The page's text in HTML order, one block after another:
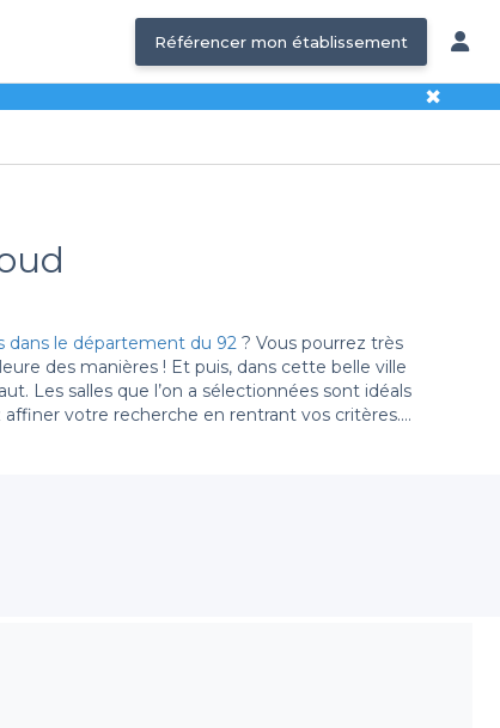
Référencer mon établissement
✖
dans le département du 92? Vous pourrez très
des manières ! Et puis, dans cette belle ville
Les salles que l’on a sélectionnées sont idéals
affiner votre recherche en rentrant vos critères.